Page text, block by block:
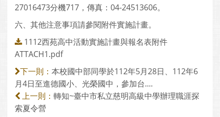
27016473分機717，傳真：04-24513606。
六、其他注意事項請參閱附件實施計畫。
1112西苑高中活動實施計畫與報名表附件
ATTACH1.pdf
下一則： 本校國中部同學於112年5月28日、112年6
月4日至進德國小、光榮國中，參加台....
上一則： 轉知~臺中市私立慈明高級中學辦理職涯探
索夏令營